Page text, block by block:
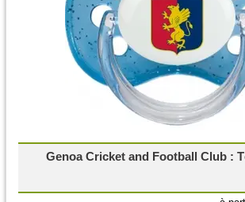
Genoa Cricket and Football Club :